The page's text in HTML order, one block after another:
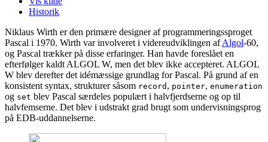
Historik
Niklaus Wirth er den primære designer af programmeringssproget
Pascal i 1970. Wirth var involveret i videreudviklingen afAlgol-60,
og Pascal trækker på disse erfaringer. Han havde foreslået en
efterfølger kaldt ALGOL W, men det blev ikke accepteret. ALGOL
W blev derefter det idémæssige grundlag for Pascal. På grund af en
konsistent syntax, strukturer såsom record , pointer, enumeration
og set blev Pascal særdeles populært i halvfjerdserne og op til
halvfemserne. Det blev i udstrakt grad brugt som undervisningsprog
på EDB-uddannelserne.